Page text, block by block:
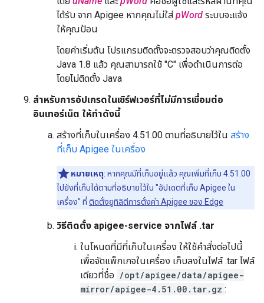
ได้รับ จาก Apigee หากคุณไม่ใส่ pWord ระบบจะแจ้ง
ให้คุณป้อน
โดยค่าเริ่มต้น โปรแกรมติดตั้งจะตรวจสอบว่าคุณติดตั้ง
Java 1.8 แล้ว คุณสามารถใช้ "C" เพื่อดำเนินการต่อ
โดยไม่ติดตั้ง Java
สำหรับการอัปเกรดในเซิร์ฟเวอร์ที่ไม่มีการเชื่อมต่อ
อินเทอร์เน็ต ให้ทำดังนี้
สร้างที่เก็บในเครื่อง 4.51.00 ตามที่อธิบายไว้ใน สร้าง
ที่เก็บ Apigee ในเครื่อง
หมายเหตุ: หากคุณมีที่เก็บอยู่แล้ว คุณเพิ่มที่เก็บ 4.51.00
ไปยังที่เก็บได้ตามที่อธิบายไว้ใน "อัปเดตที่เก็บ Apigee ใน
เครื่อง" ที่ ติดตั้งยูทิลิตีการตั้งค่า Apigee ของ Edge
วิธีติดตั้ง apigee-service จากไฟล์ .tar
ในโหนดที่มีที่เก็บในเครื่อง ให้ใช้คำสั่งต่อไปนี้
เพื่อจัดแพ็กเกจในเครื่อง เก็บลงในไฟล์ .tar ไฟล์
เดียวที่ชื่อ /opt/apigee/data/apigee-
mirror/apigee-4.51.00.tar.gz :